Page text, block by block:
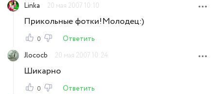
Linka
20 мая 2007 10:10
Прикольные фотки!Молодец:)
0
Ответить
Jlococb
20 мая 2007 10:24
Шикарно
0
Ответить